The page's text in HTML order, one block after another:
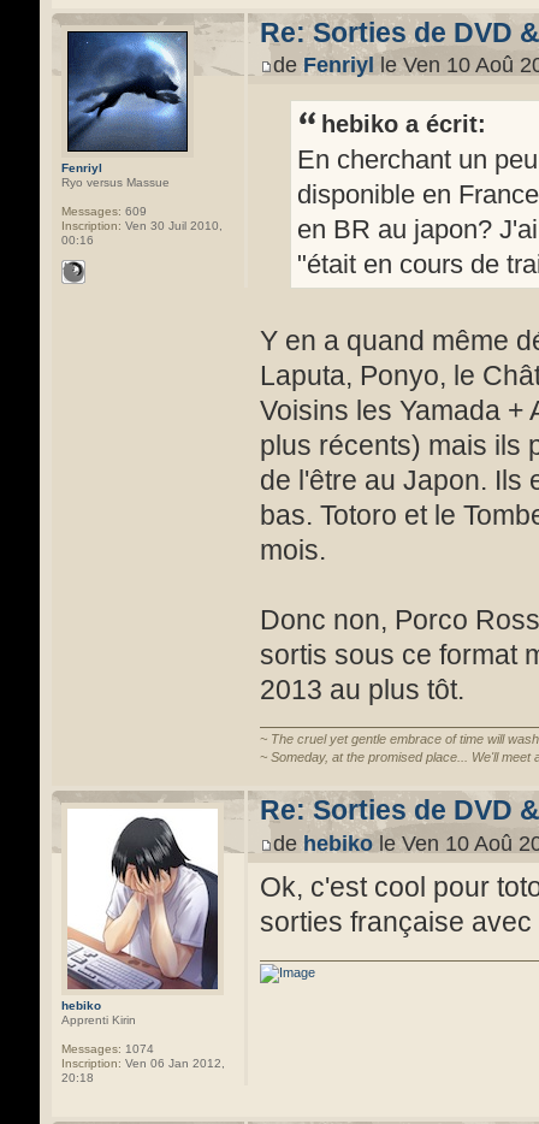
Fenriyl
Ryo versus Massue
Messages: 609
Inscription: Ven 30 Juil 2010,
00:16
Re: Sorties de DVD
de Fenriyl le Ven 10 Aoû
hebiko a écrit:
En cherchant un
disponible en
en BR au japon?
"était en cours de
Y en a quand même
Laputa, Ponyo, le
Voisins les Yamada +
plus récents) mais ils
de l'être au Japon. Ils
bas. Totoro et le
mois.
Donc non, Porco
sortis sous ce format
2013 au plus tôt.
~ The cruel yet gentle embrace of time will
~ Someday, at the promised place... We'll meet
hebiko
Apprenti Kirin
Messages: 1074
Inscription: Ven 06 Jan 2012,
20:18
Re: Sorties de DVD
de hebiko le Ven 10 Aoû
Ok, c'est cool pour
sorties française